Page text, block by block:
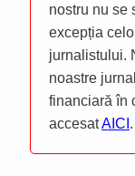
nostru nu se
excepția
jurnalistului.
noastre
financiară în
accesatAICI .